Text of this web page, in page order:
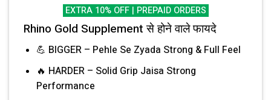
EXTRA 10% OFF | PREPAID ORDERS
Rhino Gold Supplement से होने वाले फायदे
💪 BIGGER – Pehle Se Zyada Strong & Full Feel
🔥 HARDER – Solid Grip Jaisa Strong
Performance